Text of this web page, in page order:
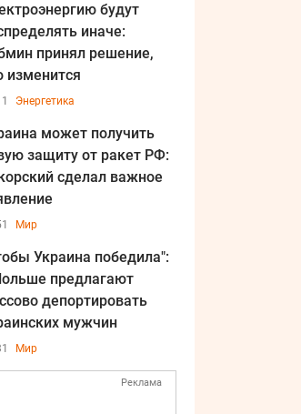
будут
иначе:
принял решение,
изменится
Энергетика
может получить
защиту от ракет РФ:
сделал важное
Мир
Украина победила":
предлагают
депортировать
мужчин
Мир
Реклама